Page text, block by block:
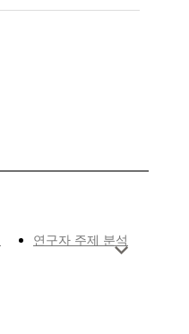
연구자 주제 분석